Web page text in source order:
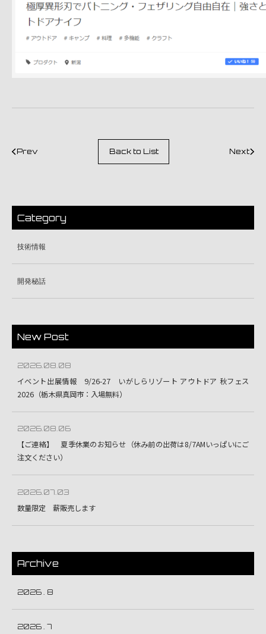
Prev Back to List Next
Category
技術情報
開発秘話
New Post
2026.08.08
イベント出展情報 9/26-27 いがしらリゾート アウトドア 秋フェス
2026（栃木県真岡市：入場無料）
2026.08.06
【ご連絡】 夏季休業のお知らせ（休み前の出荷は8/7AMいっぱいにご
注文ください）
2026.07.03
数量限定 薪販売します
Archive
2026 . 8
2026 . 7